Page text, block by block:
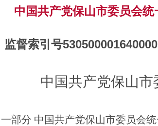
中国共产党保山市委员会
监督索引号
中国共产党保山
部分 中国共产党保山市委员会